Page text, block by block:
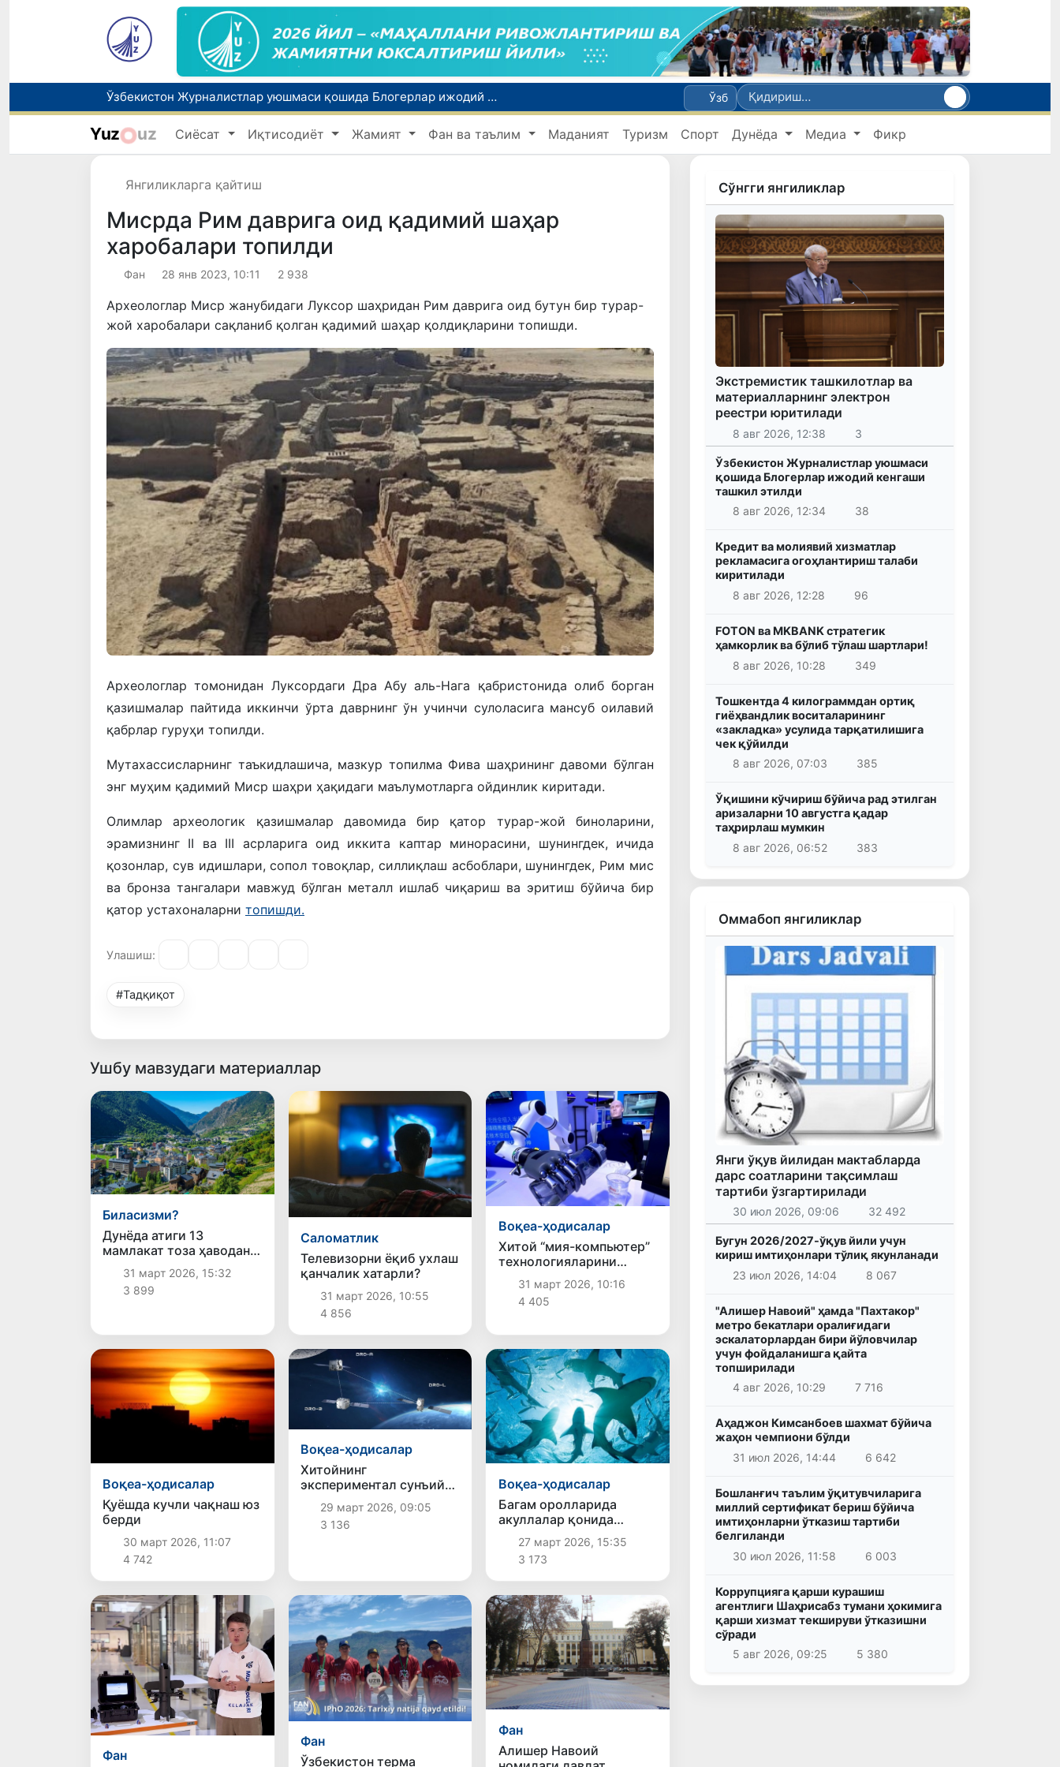
Ўзбекистон Журналистлар уюшмаси қошида Блогерлар ижодий кенгаши ташкил этилди
Кредит ва молиявий хизматлар рекламасига огоҳлантириш талаби киритилади
FOTON ва MKBANK стратегик ҳамкорлик ва бўлиб тўлаш шартлари!
Ўзб
Yuz uz Сиёсат Иқтисодиёт Жамият Фан ва таълим Маданият Туризм Спорт Дунёда Медиа Фикр
Янгиликларга қайтиш
Мисрда Рим даврига оид қадимий шаҳар
харобалари топилди
Фан 28 янв 2023, 10:11 2 938
Археологлар Миср жанубидаги Луксор шаҳридан Рим даврига оид бутун бир турар-
жой харобалари сақланиб қолган қадимий шаҳар қолдиқларини топишди.
Археологлар томонидан Луксордаги Дра Абу аль-Нага қабристонида олиб борган
қазишмалар пайтида иккинчи ўрта даврнинг ўн учинчи сулоласига мансуб оилавий
қабрлар гуруҳи топилди.
Мутахассисларнинг таъкидлашича, мазкур топилма Фива шаҳрининг давоми бўлган
энг муҳим қадимий Миср шаҳри ҳақидаги маълумотларга ойдинлик киритади.
Олимлар археологик қазишмалар давомида бир қатор турар-жой биноларини,
эрамизнинг II ва III асрларига оид иккита каптар минорасини, шунингдек, ичида
қозонлар, сув идишлари, сопол товоқлар, силлиқлаш асбоблари, шунингдек, Рим мис
ва бронза тангалари мавжуд бўлган металл ишлаб чиқариш ва эритиш бўйича бир
қатор устахоналарни топишди.
Улашиш:
#Тадқиқот
Ушбу мавзудаги материаллар
Биласизми?
Дунёда атиги 13
мамлакат тоза ҳаводан
нафас олади
31 март 2026, 15:32
3 899
Саломатлик
Телевизорни ёқиб ухлаш
қанчалик хатарли?
31 март 2026, 10:55
4 856
Воқеа-ҳодисалар
Хитой “мия-компьютер”
технологияларини
ривожлантиришни
тезлаштирмоқда
31 март 2026, 10:16
4 405
Воқеа-ҳодисалар
Қуёшда кучли чақнаш юз
берди
30 март 2026, 11:07
4 742
Воқеа-ҳодисалар
Хитойнинг
экспериментал сунъий
йўлдошлар туркуми
Ойни кенг қамровли
тадқиқ қилиш учун йўл
29 март 2026, 09:05
3 136
Воқеа-ҳодисалар
Багам оролларида
акуллалар қонида
кокаин ва кофеин
аниқланди
27 март 2026, 15:35
3 173
Фан
Фан
Ўзбекистон терма
Фан
Алишер Навоий
Сўнгги янгиликлар
Экстремистик ташкилотлар ва
материалларнинг электрон
реестри юритилади
8 авг 2026, 12:38 3
Ўзбекистон Журналистлар уюшмаси
қошида Блогерлар ижодий кенгаши
ташкил этилди
8 авг 2026, 12:34
38
Кредит ва молиявий хизматлар
рекламасига огоҳлантириш талаби
киритилади
8 авг 2026, 12:28
96
FOTON ва MKBANK стратегик
ҳамкорлик ва бўлиб тўлаш шартлари!
8 авг 2026, 10:28
349
Тошкентда 4 килограммдан ортиқ
гиёҳвандлик воситаларининг
«закладка» усулида тарқатилишига
чек қўйилди
8 авг 2026, 07:03
385
Ўқишини кўчириш бўйича рад этилган
аризаларни 10 августга қадар
таҳрирлаш мумкин
8 авг 2026, 06:52
383
Оммабоп янгиликлар
Янги ўқув йилидан мактабларда
дарс соатларини тақсимлаш
тартиби ўзгартирилади
30 июл 2026, 09:06 32 492
Бугун 2026/2027-ўқув йили учун
кириш имтиҳонлари тўлиқ якунланади
23 июл 2026, 14:04
8 067
"Алишер Навоий" ҳамда "Пахтакор"
метро бекатлари оралиғидаги
эскалаторлардан бири йўловчилар
учун фойдаланишга қайта
топширилади
4 авг 2026, 10:29
7 716
Аҳаджон Кимсанбоев шахмат бўйича
жаҳон чемпиони бўлди
31 июл 2026, 14:44
6 642
Бошланғич таълим ўқитувчиларига
миллий сертификат бериш бўйича
имтиҳонларни ўтказиш тартиби
белгиланди
30 июл 2026, 11:58
6 003
Коррупцияга қарши курашиш
агентлиги Шаҳрисабз тумани ҳокимига
қарши хизмат текшируви ўтказишни
сўради
5 авг 2026, 09:25
5 380